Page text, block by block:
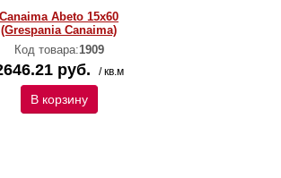
Canaima Abeto 15x60
(Grespania Canaima)
Код товара:1909
руб. / кв.м
В корзину